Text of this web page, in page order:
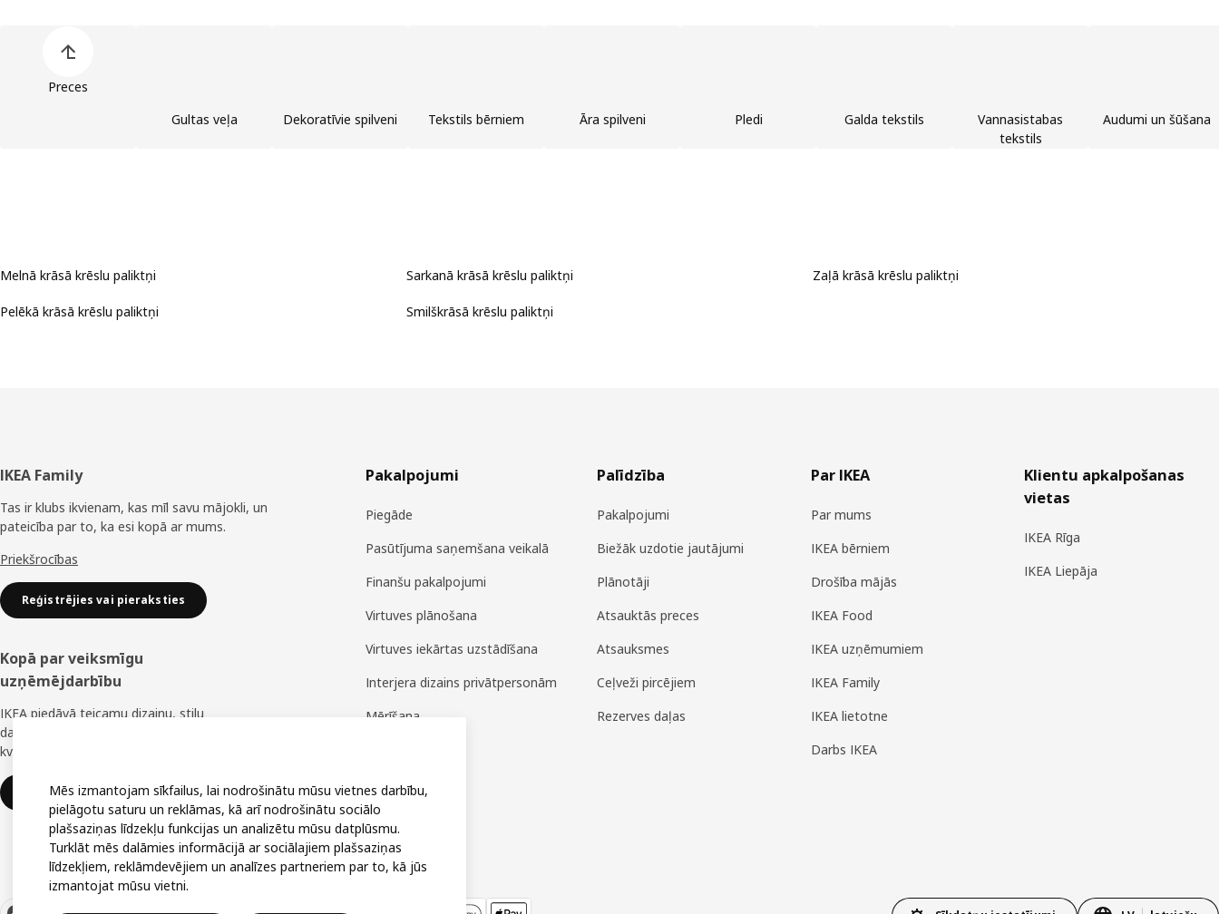
Preces
Gultas veļa
Dekoratīvie spilveni Tekstils bērniem Āra spilveni Pledi Galda tekstils
Vannasistabas
tekstils
Audumi un šūšana
Melnā krāsā krēslu paliktņi
Pelēkā krāsā krēslu paliktņi
Sarkanā krāsā krēslu paliktņi
Smilškrāsā krēslu paliktņi
Zaļā krāsā krēslu paliktņi
Kājene
IKEA Family
Tas ir klubs ikvienam, kas mīl savu mājokli, un
pateicība par to, ka esi kopā ar mums.
Priekšrocības
Reģistrējies vai pieraksties
Kopā par veiksmīgu
uzņēmējdarbību
IKEA piedāvā teicamu dizainu, stilu
daudzveidību, lielisku cenu un uzticamu
kvalitāti.
IKEA uzņēmumiem
Pakalpojumi
Piegāde
Pasūtījuma saņemšana veikalā
Finanšu pakalpojumi
Virtuves plānošana
Virtuves iekārtas uzstādīšana
Interjera dizains privātpersonām
Mērīšana
Palīdzība
Pakalpojumi
Biežāk uzdotie jautājumi
Plānotāji
Atsauktās preces
Atsauksmes
Ceļveži pircējiem
Rezerves daļas
Par IKEA
Par mums
IKEA bērniem
Drošība mājās
IKEA Food
IKEA uzņēmumiem
IKEA Family
IKEA lietotne
Darbs IKEA
Klientu apkalpošanas
vietas
IKEA Rīga
IKEA Liepāja
Mēs izmantojam sīkfailus, lai nodrošinātu mūsu vietnes darbību,
pielāgotu saturu un reklāmas, kā arī nodrošinātu sociālo
plašsaziņas līdzekļu funkcijas un analizētu mūsu datplūsmu.
Turklāt mēs dalāmies informācijā ar sociālajiem plašsaziņas
līdzekļiem, reklāmdevējiem un analīzes partneriem par to, kā jūs
izmantojat mūsu vietni.